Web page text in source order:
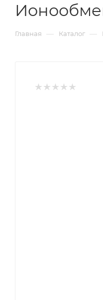
Главная — Каталог —